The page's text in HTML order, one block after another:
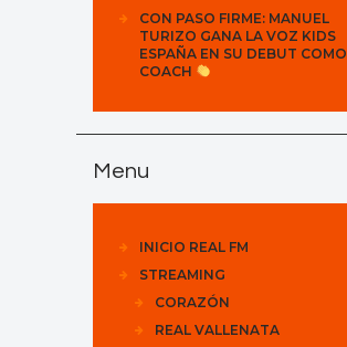
CON PASO FIRME: MANUEL
TURIZO GANA LA VOZ KIDS
ESPAÑA EN SU DEBUT COMO
COACH
Menu
INICIO REAL FM
STREAMING
CORAZÓN
REAL VALLENATA